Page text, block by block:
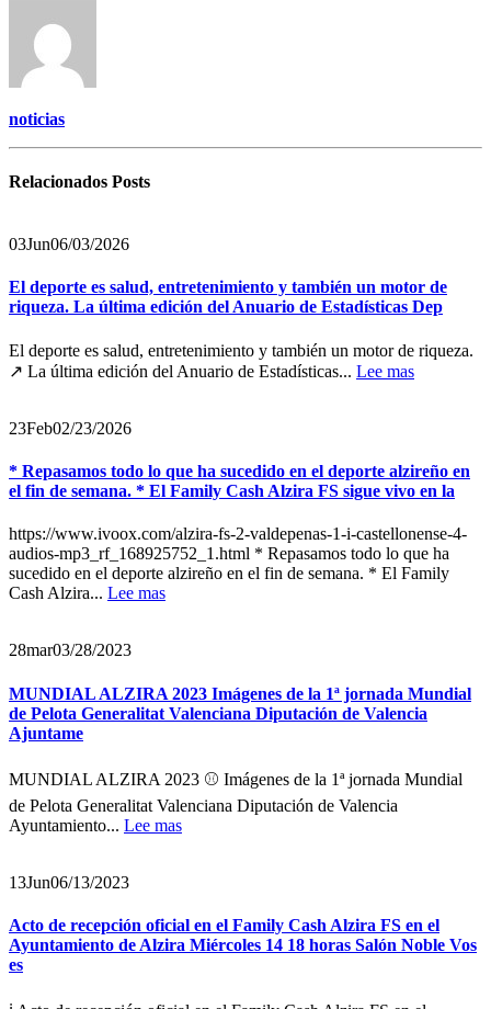
noticias
Relacionados Posts
03Jun06/03/2026
El deporte es salud, entretenimiento y también un motor de
riqueza. La última edición del Anuario de Estadísticas Dep
El deporte es salud, entretenimiento y también un motor de riqueza.
↗️ La última edición del Anuario de Estadísticas... Lee mas
23Feb02/23/2026
* Repasamos todo lo que ha sucedido en el deporte alzireño en
el fin de semana. * El Family Cash Alzira FS sigue vivo en la
https://www.ivoox.com/alzira-fs-2-valdepenas-1-i-castellonense-4-
audios-mp3_rf_168925752_1.html * Repasamos todo lo que ha
sucedido en el deporte alzireño en el fin de semana. * El Family
Cash Alzira... Lee mas
28mar03/28/2023
MUNDIAL ALZIRA 2023 Imágenes de la 1ª jornada Mundial
de Pelota Generalitat Valenciana Diputación de Valencia
Ajuntame
MUNDIAL ALZIRA 2023 ⚾️ Imágenes de la 1ª jornada Mundial
de Pelota Generalitat Valenciana Diputación de Valencia
Ayuntamiento... Lee mas
13Jun06/13/2023
Acto de recepción oficial en el Family Cash Alzira FS en el
Ayuntamiento de Alzira Miércoles 14 18 horas Salón Noble Vos
es